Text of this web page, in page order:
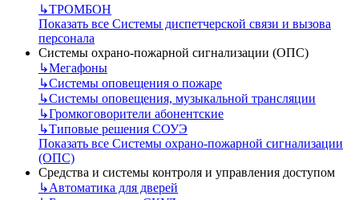
↳ТРОМБОН
Показать все Системы диспетчерской связи и вызова
персонала
Системы охрано-пожарной сигнализации (ОПС)
↳Мегафоны
↳Системы оповещения о пожаре
↳Системы оповещения, музыкальной трансляции
↳Громкоговорители абонентские
↳Типовые решения СОУЭ
Показать все Системы охрано-пожарной сигнализации
(ОПС)
Средства и системы контроля и управления доступом
↳Автоматика для дверей